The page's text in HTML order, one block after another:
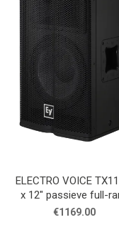
ELECTRO VOICE
x 12" passieve full-
speaker, 97 dB, 500
€1169.00